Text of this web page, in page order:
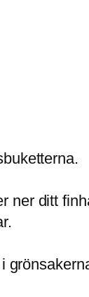
ner ditt